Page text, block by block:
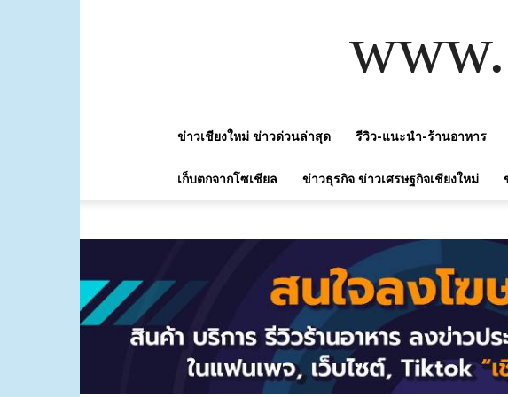
ข่าวเชียงใหม่ ข่าวด่วนล่าสุด รีวิว-แนะนำ-ร้านอาหาร
เก็บตกจากโซเชียล ข่าวธุรกิจ ข่าวเศรษฐกิจเชียงใหม่